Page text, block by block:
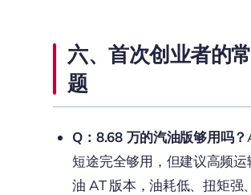
六、首次创业者的
题
Q：8.68 万的汽油版够用吗？
短途完全够用，但建议高频运
油 AT 版本，油耗低、扭矩强